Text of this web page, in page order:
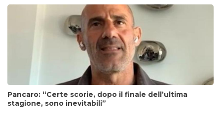
Pancaro: “Certe scorie, dopo il finale dell’ultima
stagione, sono inevitabili”